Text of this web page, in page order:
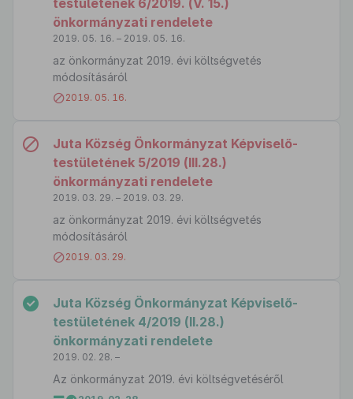
testületének 6/2019. (V. 15.)
önkormányzati rendelete
2019. 05. 16. – 2019. 05. 16.
az önkormányzat 2019. évi költségvetés
módosításáról
2019. 05. 16.
Juta Község Önkormányzat Képviselő-
testületének 5/2019 (III.28.)
önkormányzati rendelete
2019. 03. 29. – 2019. 03. 29.
az önkormányzat 2019. évi költségvetés
módosításáról
2019. 03. 29.
Juta Község Önkormányzat Képviselő-
testületének 4/2019 (II.28.)
önkormányzati rendelete
2019. 02. 28. –
Az önkormányzat 2019. évi költségvetéséről